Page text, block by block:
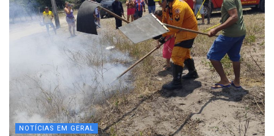
NOTÍCIAS EM GERAL